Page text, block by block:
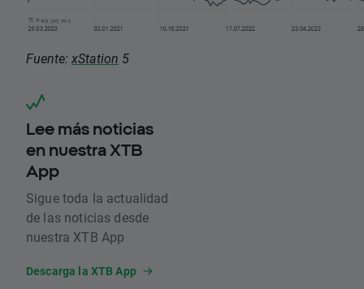
Fuente: xStation 5
Lee más noticias
en nuestra XTB
App
Sigue toda la actualidad
de las noticias desde
nuestra XTB App
Descarga la XTB App